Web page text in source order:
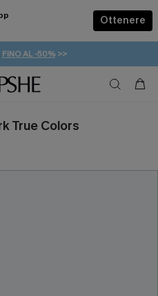
Ottenere
DA VACANZA | ACQUISTA
FINO AL -50%>>
DA 49€
20% DI SCONTO*
True Colors